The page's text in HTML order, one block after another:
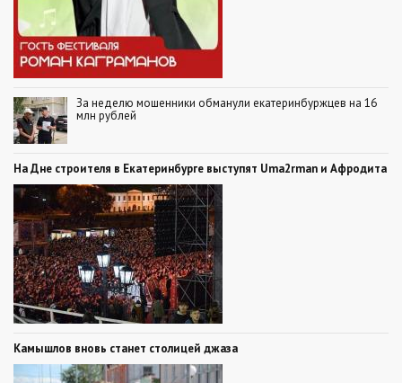
За неделю мошенники обманули екатеринбуржцев на 16
млн рублей
На Дне строителя в Екатеринбурге выступят Uma2rman и Афродита
Камышлов вновь станет столицей джаза